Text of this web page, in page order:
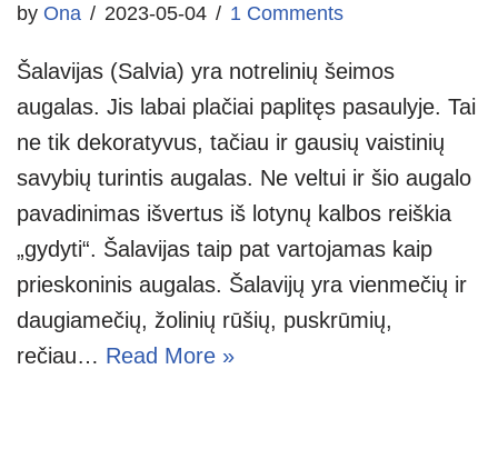
by Ona 2023-05-04 1 Comments
Šalavijas (Salvia) yra notrelinių šeimos
augalas. Jis labai plačiai paplitęs pasaulyje. Tai
ne tik dekoratyvus, tačiau ir gausių vaistinių
savybių turintis augalas. Ne veltui ir šio augalo
pavadinimas išvertus iš lotynų kalbos reiškia
„gydyti“. Šalavijas taip pat vartojamas kaip
prieskoninis augalas. Šalavijų yra vienmečių ir
daugiamečių, žolinių rūšių, puskrūmių,
rečiau… Read More »